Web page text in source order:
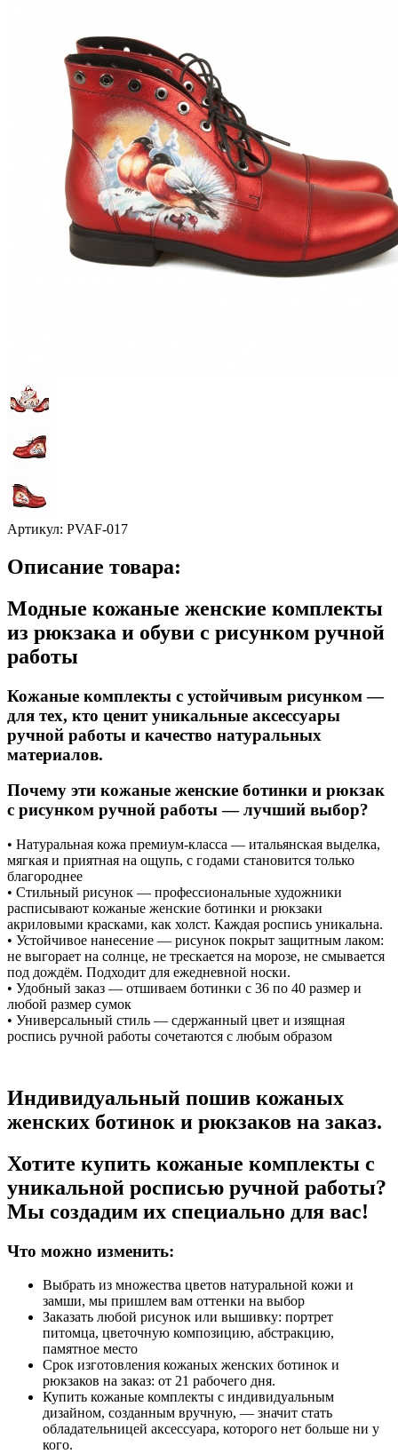
Артикул: PVAF-017
Описание товара:
Модные кожаные женские комплекты
из рюкзака и обуви с рисунком ручной
работы
Кожаные комплекты с устойчивым рисунком —
для тех, кто ценит уникальные аксессуары
ручной работы и качество натуральных
материалов.
Почему эти кожаные женские ботинки и рюкзак
с рисунком ручной работы — лучший выбор?
• Натуральная кожа премиум-класса — итальянская выделка,
мягкая и приятная на ощупь, с годами становится только
благороднее
• Стильный рисунок — профессиональные художники
расписывают кожаные женские ботинки и рюкзаки
акриловыми красками, как холст. Каждая роспись уникальна.
• Устойчивое нанесение — рисунок покрыт защитным лаком:
не выгорает на солнце, не трескается на морозе, не смывается
под дождём. Подходит для ежедневной носки.
• Удобный заказ — отшиваем ботинки с 36 по 40 размер и
любой размер сумок
• Универсальный стиль — сдержанный цвет и изящная
роспись ручной работы сочетаются с любым образом
Индивидуальный пошив кожаных
женских ботинок и рюкзаков на заказ.
Хотите купить кожаные комплекты с
уникальной росписью ручной работы?
Мы создадим их специально для вас!
Что можно изменить:
Выбрать из множества цветов натуральной кожи и
замши, мы пришлем вам оттенки на выбор
Заказать любой рисунок или вышивку: портрет
питомца, цветочную композицию, абстракцию,
памятное место
Срок изготовления кожаных женских ботинок и
рюкзаков на заказ: от 21 рабочего дня.
Купить кожаные комплекты с индивидуальным
дизайном, созданным вручную, — значит стать
обладательницей аксессуара, которого нет больше ни у
кого.